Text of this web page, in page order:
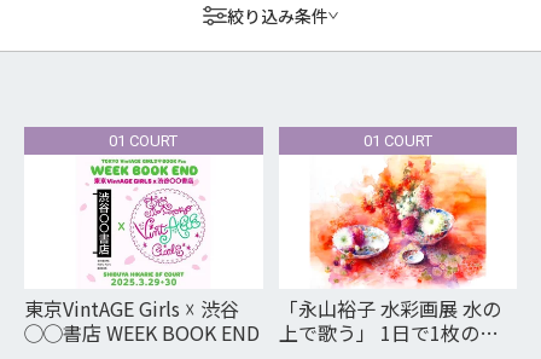
絞り込み条件
01 COURT
東京VintAGE Girls ☓ 渋谷
◯◯書店 WEEK BOOK END
01 COURT
「永山裕子 水彩画展 水の
上で歌う」 1日で1枚の作